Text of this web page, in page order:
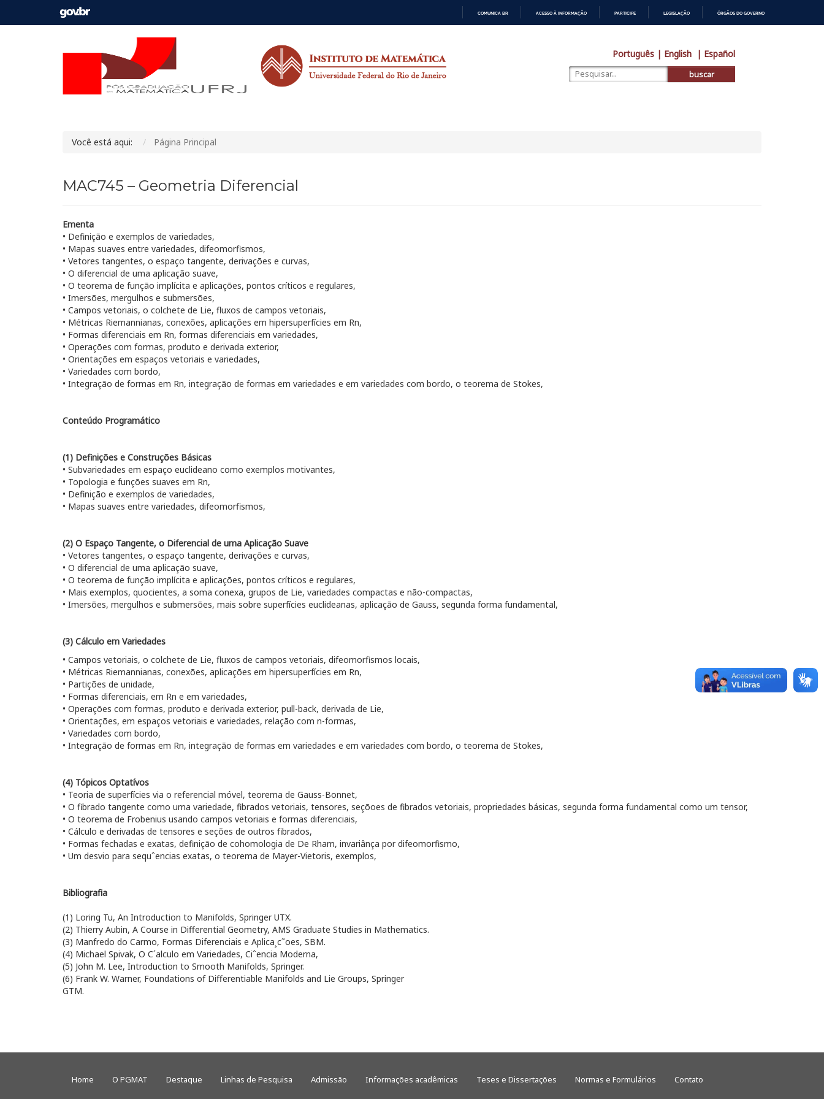
CONTEÚDO
COMUNICA BR ACESSO À INFORMAÇÃO PARTICIPE LEGISLAÇÃO ÓRGÃOS DO GOVERNO
Português | English | Español
buscar
Você está aqui: Página Principal
MAC745 – Geometria Diferencial
Ementa
• Definição e exemplos de variedades,
• Mapas suaves entre variedades, difeomorfismos,
• Vetores tangentes, o espaço tangente, derivações e curvas,
• O diferencial de uma aplicação suave,
• O teorema de função implícita e aplicações, pontos críticos e regulares,
• Imersões, mergulhos e submersões,
• Campos vetoriais, o colchete de Lie, fluxos de campos vetoriais,
• Métricas Riemannianas, conexões, aplicações em hipersuperfícies em Rn,
• Formas diferenciais em Rn, formas diferenciais em variedades,
• Operações com formas, produto e derivada exterior,
• Orientações em espaços vetoriais e variedades,
• Variedades com bordo,
• Integração de formas em Rn, integração de formas em variedades e em variedades com bordo, o teorema de Stokes,
Conteúdo Programático
(1) Definições e Construções Básicas
• Subvariedades em espaço euclideano como exemplos motivantes,
• Topologia e funções suaves em Rn,
• Definição e exemplos de variedades,
• Mapas suaves entre variedades, difeomorfismos,
(2) O Espaço Tangente, o Diferencial de uma Aplicação Suave
• Vetores tangentes, o espaço tangente, derivações e curvas,
• O diferencial de uma aplicação suave,
• O teorema de função implícita e aplicações, pontos críticos e regulares,
• Mais exemplos, quocientes, a soma conexa, grupos de Lie, variedades compactas e não-compactas,
• Imersões, mergulhos e submersões, mais sobre superfícies euclideanas, aplicação de Gauss, segunda forma fundamental,
(3) Cálculo em Variedades
• Campos vetoriais, o colchete de Lie, fluxos de campos vetoriais, difeomorfismos locais,
• Métricas Riemannianas, conexões, aplicações em hipersuperfícies em Rn,
• Partições de unidade,
• Formas diferenciais, em Rn e em variedades,
• Operações com formas, produto e derivada exterior, pull-back, derivada de Lie,
• Orientações, em espaços vetoriais e variedades, relação com n-formas,
• Variedades com bordo,
• Integração de formas em Rn, integração de formas em variedades e em variedades com bordo, o teorema de Stokes,
(4) Tópicos Optatívos
• Teoria de superfícies via o referencial móvel, teorema de Gauss-Bonnet,
• O fibrado tangente como uma variedade, fibrados vetoriais, tensores, seçõoes de fibrados vetoriais, propriedades básicas, segunda forma fundamental como um tensor,
• O teorema de Frobenius usando campos vetoriais e formas diferenciais,
• Cálculo e derivadas de tensores e seções de outros fibrados,
• Formas fechadas e exatas, definição de cohomologia de De Rham, invariânça por difeomorfismo,
• Um desvio para sequˆencias exatas, o teorema de Mayer-Vietoris, exemplos,
Bibliografia
(1) Loring Tu, An Introduction to Manifolds, Springer UTX.
(2) Thierry Aubin, A Course in Differential Geometry, AMS Graduate Studies in Mathematics.
(3) Manfredo do Carmo, Formas Diferenciais e Aplica¸c˜oes, SBM.
(4) Michael Spivak, O C´alculo em Variedades, Ciˆencia Moderna,
(5) John M. Lee, Introduction to Smooth Manifolds, Springer.
(6) Frank W. Warner, Foundations of Differentiable Manifolds and Lie Groups, Springer
GTM.
Home O PGMAT Destaque Linhas de Pesquisa Admissão Informações acadêmicas Teses e Dissertações Normas e Formulários Contato